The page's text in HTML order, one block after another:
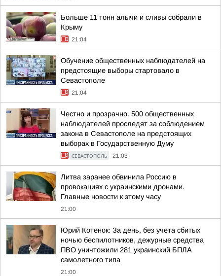
Больше 11 тонн алычи и сливы собрали в
Крыму
21:04
Обучение общественных наблюдателей на
предстоящие выборы стартовало в
Севастополе
21:04
Честно и прозрачно. 500 общественных
наблюдателей проследят за соблюдением
закона в Севастополе на предстоящих
выборах в Государственную Думу
СЕВАСТОПОЛЬ 21:03
Литва заранее обвинила Россию в
провокациях с украинскими дронами.
Главные новости к этому часу
21:00
Юрий Котенок: За день, без учета сбитых
ночью беспилотников, дежурные средства
ПВО уничтожили 281 украинский БПЛА
самолетного типа
21:00